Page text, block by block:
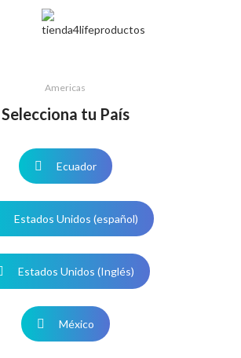
Americas
Selecciona tu País
Ecuador
Estados Unidos (español)
Estados Unidos (Inglés)
México